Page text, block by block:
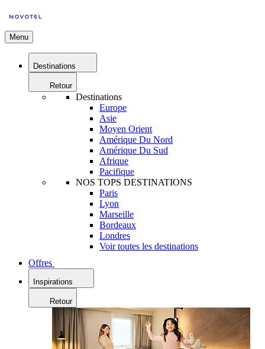
Menu
Destinations
Retour
Destinations
Europe
Asie
Moyen Orient
Amérique Du Nord
Amérique Du Sud
Afrique
Pacifique
NOS TOPS DESTINATIONS
Paris
Lyon
Marseille
Bordeaux
Londres
Voir toutes les destinations
Offres
Inspirations
Retour